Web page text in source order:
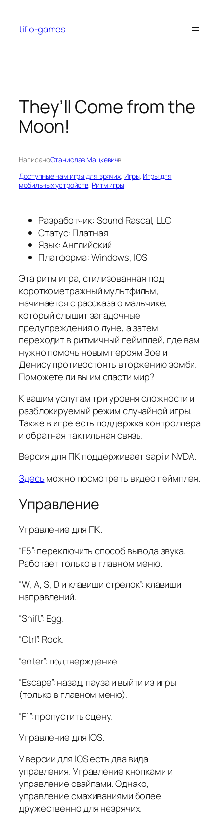
содержимому
tiflo-games
They’ll Come from the
Moon!
НаписаноСтанислав Мацкевичв
Доступные нам игры для зрячих, Игры, Игры для
мобильных устройств, Ритм игры
Разработчик: Sound Rascal, LLC
Статус: Платная
Язык: Английский
Платформа: Windows, IOS
Эта ритм игра, стилизованная под
короткометражный мультфильм,
начинается с рассказа о мальчике,
который слышит загадочные
предупреждения о луне, а затем
переходит в ритмичный геймплей, где вам
нужно помочь новым героям Зое и
Денису противостоять вторжению зомби.
Поможете ли вы им спасти мир?
К вашим услугам три уровня сложности и
разблокируемый режим случайной игры.
Также в игре есть поддержка контроллера
и обратная тактильная связь.
Версия для ПК поддерживает sapi и NVDA.
Здесьможно посмотреть видео геймплея.
Управление
Управление для ПК.
“F5”: переключить способ вывода звука.
Работает только в главном меню.
“W, A, S, D и клавиши стрелок”: клавиши
направлений.
“Shift”: Egg.
“Ctrl”: Rock.
“enter”: подтверждение.
“Escape”: назад, пауза и выйти из игры
(только в главном меню).
“F1”: пропустить сцену.
Управление для IOS.
У версии для IOS есть два вида
управления. Управление кнопками и
управление свайпами. Однако,
управление смахиваниями более
дружественно для незрячих.